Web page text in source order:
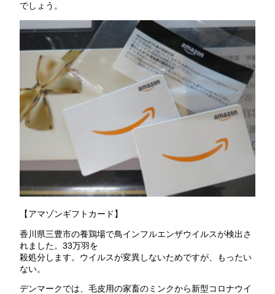
でしょう。
【アマゾンギフトカード】
香川県三豊市の養鶏場で鳥インフルエンザウイルスが検出さ
れました。33万羽を
殺処分します。ウイルスが変異しないためですが、もったい
ない。
デンマークでは、毛皮用の家畜のミンクから新型コロナウイ